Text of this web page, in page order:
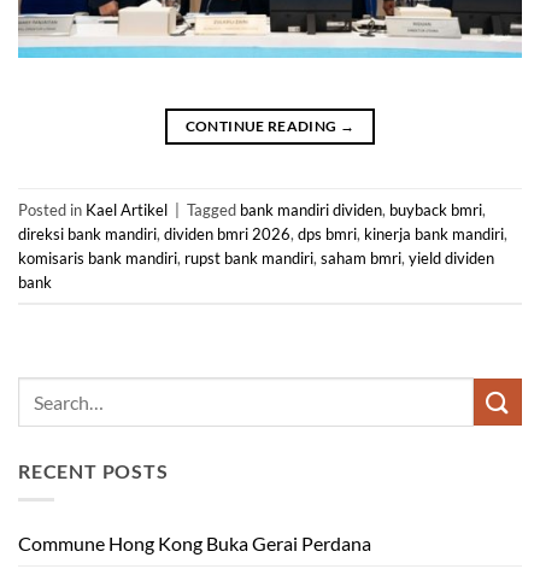
CONTINUE READING →
Posted in Kael Artikel Tagged bank mandiri dividen, buyback bmri,
direksi bank mandiri, dividen bmri 2026, dps bmri, kinerja bank mandiri,
komisaris bank mandiri, rupst bank mandiri, saham bmri, yield dividen
bank
RECENT POSTS
Commune Hong Kong Buka Gerai Perdana